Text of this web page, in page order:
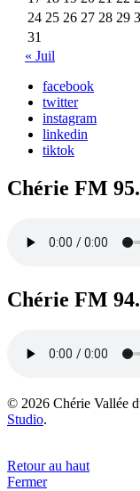
24 25 26 27 28 29
31
« Juil
facebook
twitter
instagram
linkedin
tiktok
Chérie FM
Chérie FM
© 2026 Chérie Vallée
Studio.
Retour au haut
Fermer